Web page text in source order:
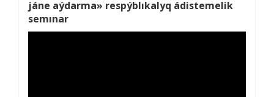
jáne aýdarma» respýblıkalyq ádistemelik
semınar